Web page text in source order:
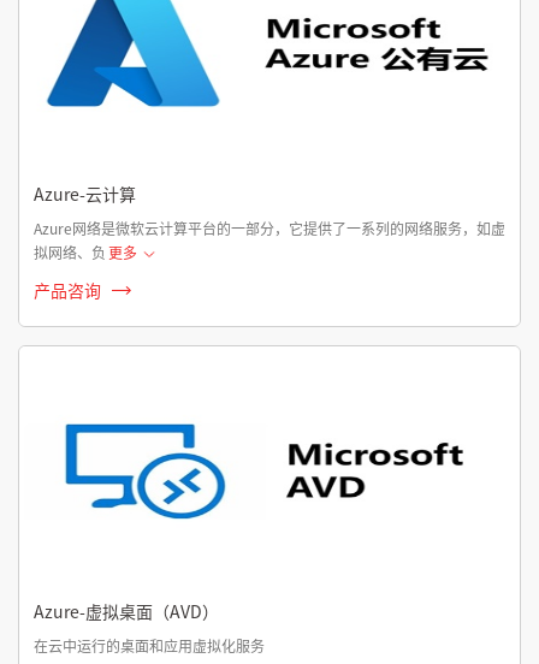
Azure-云计算
Azure网络是微软云计算平台的一部分，它提供了一系列的网络服务，如虚
拟网络、负 更多
产品咨询
Azure-虚拟桌面（AVD）
在云中运行的桌面和应用虚拟化服务